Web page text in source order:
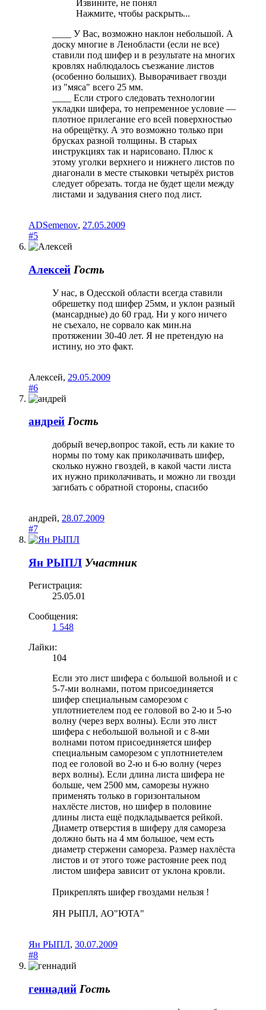
Извините, не понял
Нажмите, чтобы раскрыть...
____ У Вас, возможно наклон небольшой. А
доску многие в Ленобласти (если не все)
ставили под шифер и в результате на многих
кровлях наблюдалось съезжание листов
(особенно больших). Выворачивает гвозди
из "мяса" всего 25 мм.
____ Если строго следовать технологии
укладки шифера, то непременное условие —
плотное прилегание его всей поверхностью
на обрещётку. А это возможно только при
брусках разной толщины. В старых
инструкциях так и нарисовано. Плюс к
этому уголки верхнего и нижнего листов по
диагонали в месте стыковки четырёх ристов
следует обрезать. тогда не будет щели между
листами и задувания снего под лист.
ADSemenov, 27.05.2009
#5
Алексей Гость
У нас, в Одесской области всегда ставили
обрешетку под шифер 25мм, и уклон разный
(мансардные) до 60 град. Ни у кого ничего
не съехало, не сорвало как мин.на
протяжении 30-40 лет. Я не претендую на
истину, но это факт.
Алексей, 29.05.2009
#6
андрей Гость
добрый вечер,вопрос такой, есть ли какие то
нормы по тому как приколачивать шифер,
сколько нужно гвоздей, в какой части листа
их нужно приколачивать, и можно ли гвозди
загибать с обратной стороны, спасибо
андрей, 28.07.2009
#7
Ян РЫПЛ Участник
Регистрация:
25.05.01
Сообщения:
1 548
Лайки:
104
Если это лист шифера с большой вольной и с
5-7-ми волнами, потом присоединяется
шифер специальным саморезом с
уплотниетелем под ее головой во 2-ю и 5-ю
волну (через верх волны). Если это лист
шифера с небольшой вольной и с 8-ми
волнами потом присоединяется шифер
специальным саморезом с уплотниетелем
под ее головой во 2-ю и 6-ю волну (через
верх волны). Если длина листа шифера не
больше, чем 2500 мм, саморезы нужно
применять только в горизонтальном
нахлёсте листов, но шифер в половине
длины листа ещё подкладывается рейкой.
Диаметр отверстия в шиферу для самореза
должно быть на 4 мм большое, чем есть
диаметр стержени самореза. Размер нахлёста
листов и от этого тоже растояние реек под
листом шифера зависит от уклона кровли.
Прикреплять шифер гвоздами нельзя !
ЯН РЫПЛ, АО"ЮТА"
Ян РЫПЛ, 30.07.2009
#8
геннадий Гость